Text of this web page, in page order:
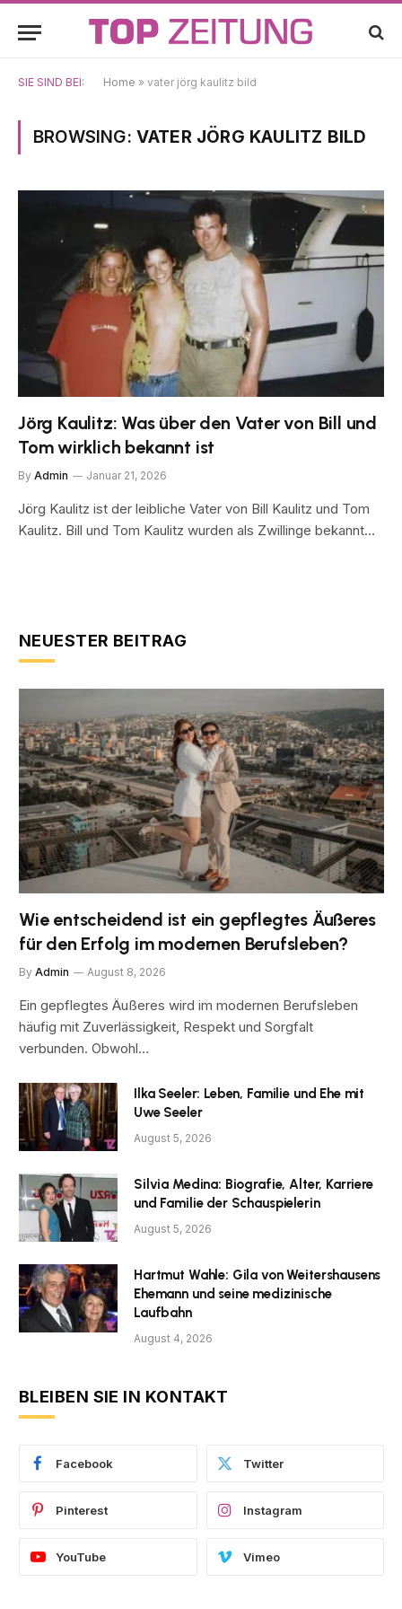
SIE SIND BEI: Home » vater jörg kaulitz bild
BROWSING: VATER JÖRG KAULITZ BILD
Jörg Kaulitz: Was über den Vater von Bill und
Tom wirklich bekannt ist
By Admin Januar 21, 2026
Jörg Kaulitz ist der leibliche Vater von Bill Kaulitz und Tom
Kaulitz. Bill und Tom Kaulitz wurden als Zwillinge bekannt…
NEUESTER BEITRAG
Wie entscheidend ist ein gepflegtes Äußeres
für den Erfolg im modernen Berufsleben?
By Admin August 8, 2026
Ein gepflegtes Äußeres wird im modernen Berufsleben
häufig mit Zuverlässigkeit, Respekt und Sorgfalt
verbunden. Obwohl…
Ilka Seeler: Leben, Familie und Ehe mit
Uwe Seeler
August 5, 2026
Silvia Medina: Biografie, Alter, Karriere
und Familie der Schauspielerin
August 5, 2026
Hartmut Wahle: Gila von Weitershausens
Ehemann und seine medizinische
Laufbahn
August 4, 2026
BLEIBEN SIE IN KONTAKT
Facebook Twitter
Pinterest Instagram
YouTube Vimeo